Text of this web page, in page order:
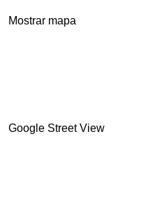
Mostrar mapa
Google Street View